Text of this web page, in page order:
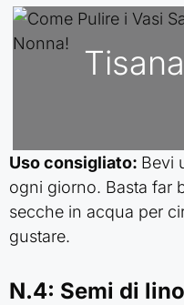
Uso consigliato: Bevi
ogni giorno. Basta far
secche in acqua per
gustare.
N.4: Semi di